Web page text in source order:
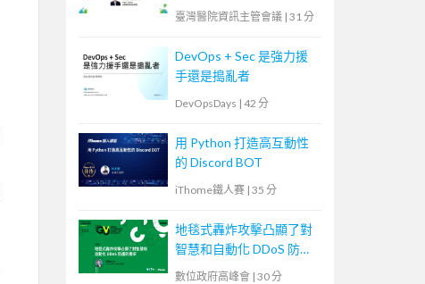
臺灣醫院資訊主管會議 | 31 分
DevOps + Sec 是強力援
手還是搗亂者
DevOpsDays | 42 分
用 Python 打造高互動性
的 Discord BOT
iThome鐵人賽 | 35 分
地毯式轟炸攻擊凸顯了對
智慧和自動化 DDoS 防護
的需求
數位政府高峰會 | 30 分